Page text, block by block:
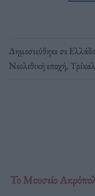
Δημοσιεύθηκε σε
Νεολιθική εποχή,
Το Μουσείο